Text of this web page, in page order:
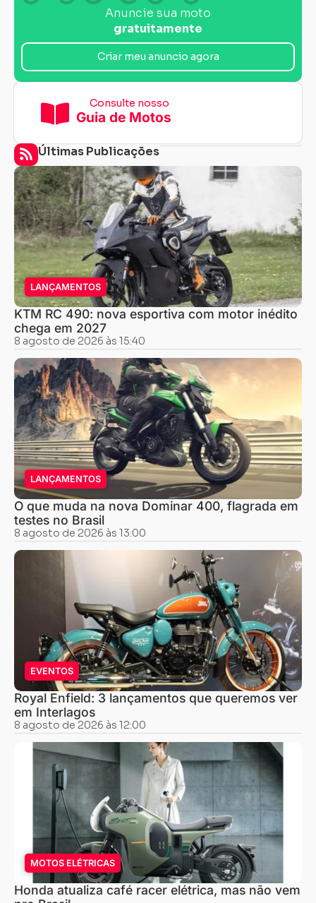
Anuncie sua moto
gratuitamente
Criar meu anuncio agora
Consulte nosso
Guia de Motos
Últimas Publicações
LANÇAMENTOS
KTM RC 490: nova esportiva com motor inédito
chega em 2027
8 agosto de 2026 às 15:40
LANÇAMENTOS
O que muda na nova Dominar 400, flagrada em
testes no Brasil
8 agosto de 2026 às 13:00
EVENTOS
Royal Enfield: 3 lançamentos que queremos ver
em Interlagos
8 agosto de 2026 às 12:00
MOTOS ELÉTRICAS
Honda atualiza café racer elétrica, mas não vem